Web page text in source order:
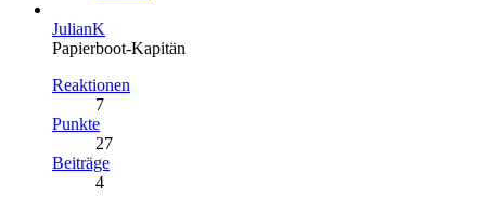
JulianK
Papierboot-Kapitän
Reaktionen
7
Punkte
27
Beiträge
4